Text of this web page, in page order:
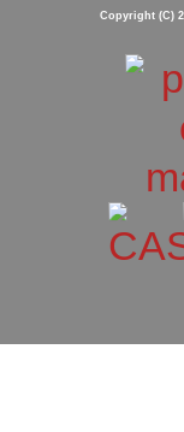
Copyright (C)